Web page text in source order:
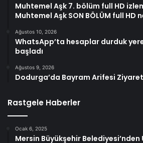
Muhtemel Aşk 7. bölüm full HD
Muhtemel Aşk SON BÖLÜM full HD
Ağustos 10, 2026
WhatsApp’ta hesaplar durduk
başladı
Ağustos 9, 2026
Dodurga’da Bayram Arifesi
Rastgele Haberler
Ocak 6, 2025
Mersin Büyükşehir